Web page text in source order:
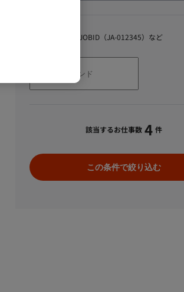
スキル、職種、JOBID（JA-012345）など
該当するお仕事数 4 件
この条件で絞り込む